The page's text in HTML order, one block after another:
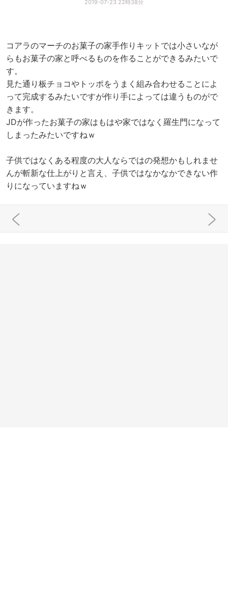
2019-07-23 22時38分
コアラのマーチのお菓子の家手作りキットでは小さいなが
らもお菓子の家と呼べるものを作ることができるみたいで
す。
見た通り板チョコやトッポをうまく組み合わせることによ
って完成するみたいですが作り手によっては違うものがで
きます。
JDが作ったお菓子の家はもはや家ではなく羅生門になって
しまったみたいですねｗ
子供ではなくある程度の大人ならではの発想かもしれませ
んが斬新な仕上がりと言え、子供ではなかなかできない作
りになっていますねｗ